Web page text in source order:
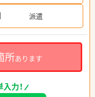
派遣
所あります
力！